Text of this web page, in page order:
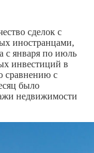
сделок с
иностранцами,
с января по июль
инвестиций в
сравнению с
было
недвижимости